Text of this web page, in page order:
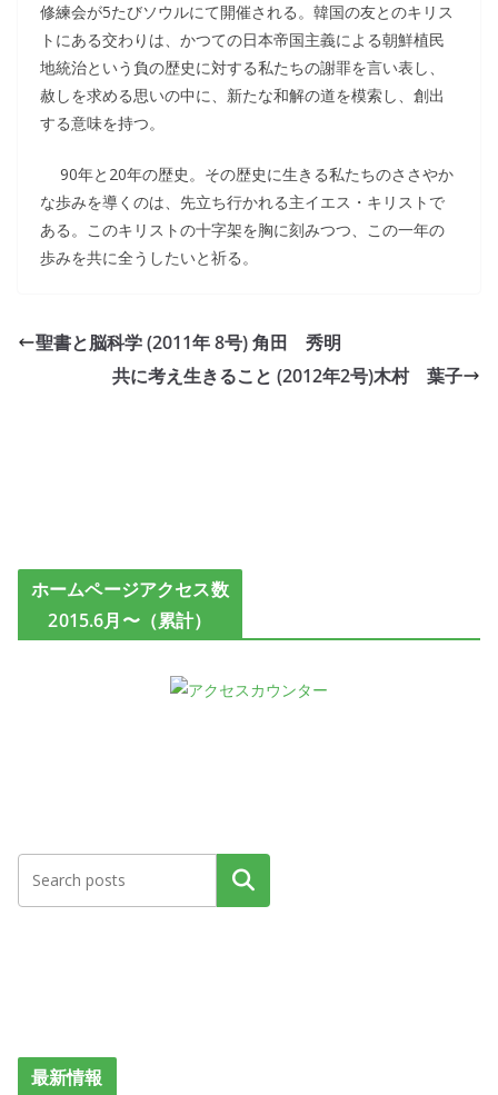
修練会が5たびソウルにて開催される。韓国の友とのキリス
トにある交わりは、かつての日本帝国主義による朝鮮植民
地統治という負の歴史に対する私たちの謝罪を言い表し、
赦しを求める思いの中に、新たな和解の道を模索し、創出
する意味を持つ。
90年と20年の歴史。その歴史に生きる私たちのささやか
な歩みを導くのは、先立ち行かれる主イエス・キリストで
ある。このキリストの十字架を胸に刻みつつ、この一年の
歩みを共に全うしたいと祈る。
聖書と脳科学 (2011年 8号) 角田 秀明
共に考え生きること (2012年2号)木村 葉子
ホームページアクセス数
2015.6月〜（累計）
検索
最新情報